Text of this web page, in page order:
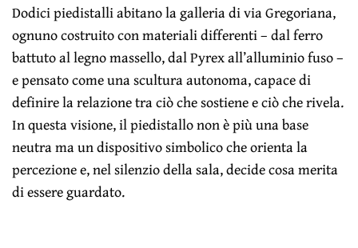
Dodici piedistalli abitano la galleria di via Gregoriana,
ognuno costruito con materiali differenti – dal ferro
battuto al legno massello, dal Pyrex all’alluminio fuso –
e pensato come una scultura autonoma, capace di
definire la relazione tra ciò che sostiene e ciò che rivela.
In questa visione, il piedistallo non è più una base
neutra ma un dispositivo simbolico che orienta la
percezione e, nel silenzio della sala, decide cosa merita
di essere guardato.